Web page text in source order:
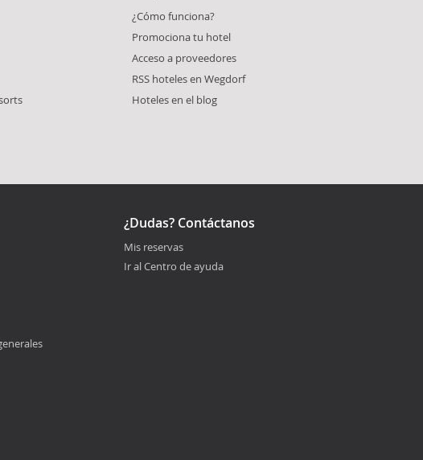
¿Cómo funciona?
Promociona tu hotel
Acceso a proveedores
RSS hoteles en Wegdorf
Hoteles en el blog
¿Dudas? Contáctanos
Mis reservas
Ir al Centro de ayuda